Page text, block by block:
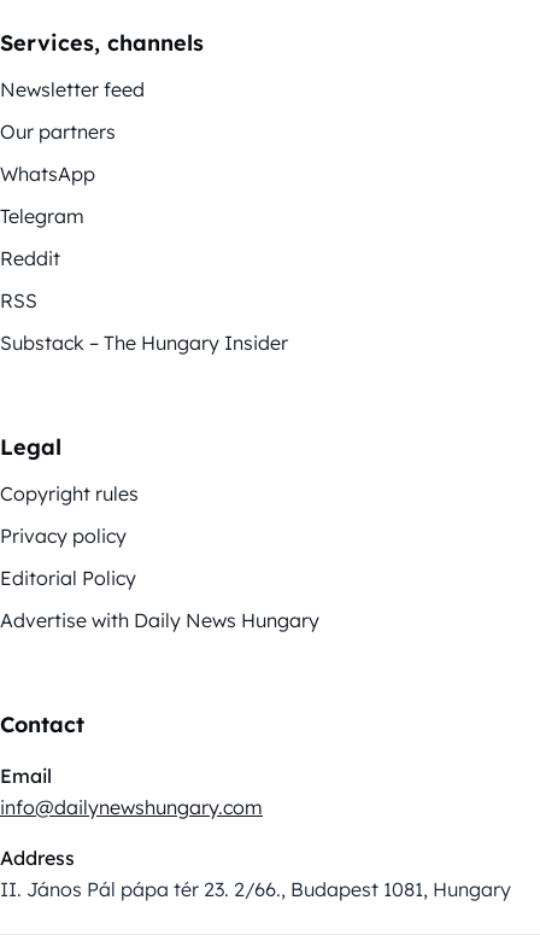
Services, channels
Newsletter feed
Our partners
WhatsApp
Telegram
Reddit
RSS
Substack – The Hungary Insider
Legal
Copyright rules
Privacy policy
Editorial Policy
Advertise with Daily News Hungary
Contact
Email
info@dailynewshungary.com
Address
II. János Pál pápa tér 23. 2/66., Budapest 1081, Hungary